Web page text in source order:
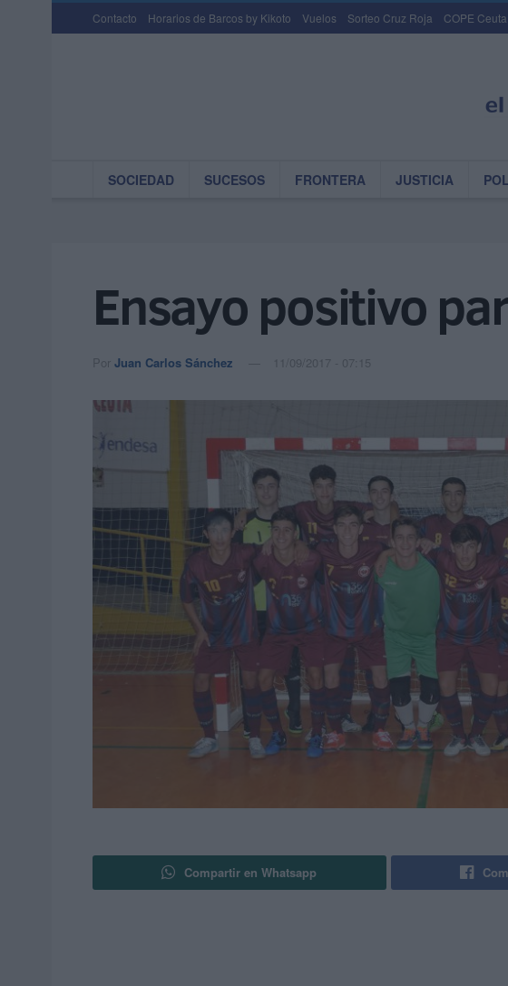
Contacto Horarios de Barcos by Kikoto Vuelos Sorteo Cruz Roja COPE Ceuta
SOCIEDAD SUCESOS FRONTERA JUSTICIA
Ensayo positivo
Por Juan Carlos Sánchez 11/09/2017 - 07:15
Compartir en Whatsapp